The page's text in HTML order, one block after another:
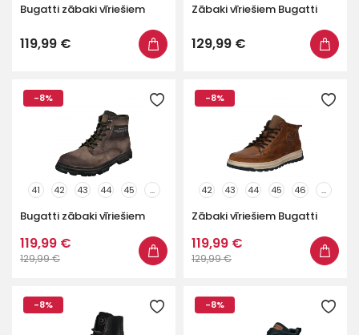
Bugatti zābaki vīriešiem
119,99 €
Zābaki vīriešiem Bugatti
129,99 €
-8%
41 42 43 44 45 ...
Bugatti zābaki vīriešiem
119,99 €
129,99 €
-8%
42 43 44 45 46 ...
Zābaki vīriešiem Bugatti
119,99 €
129,99 €
-8% -8%